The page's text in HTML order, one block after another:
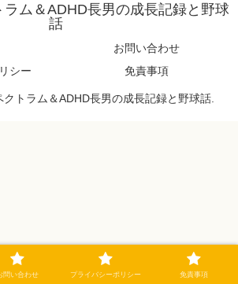
ラム＆ADHD長男の成長記録と野球
話
お問い合わせ
シー
免責事項
トラム＆ADHD長男の成長記録と野球話.
問い合わせ プライバシーポリシー 免責事項